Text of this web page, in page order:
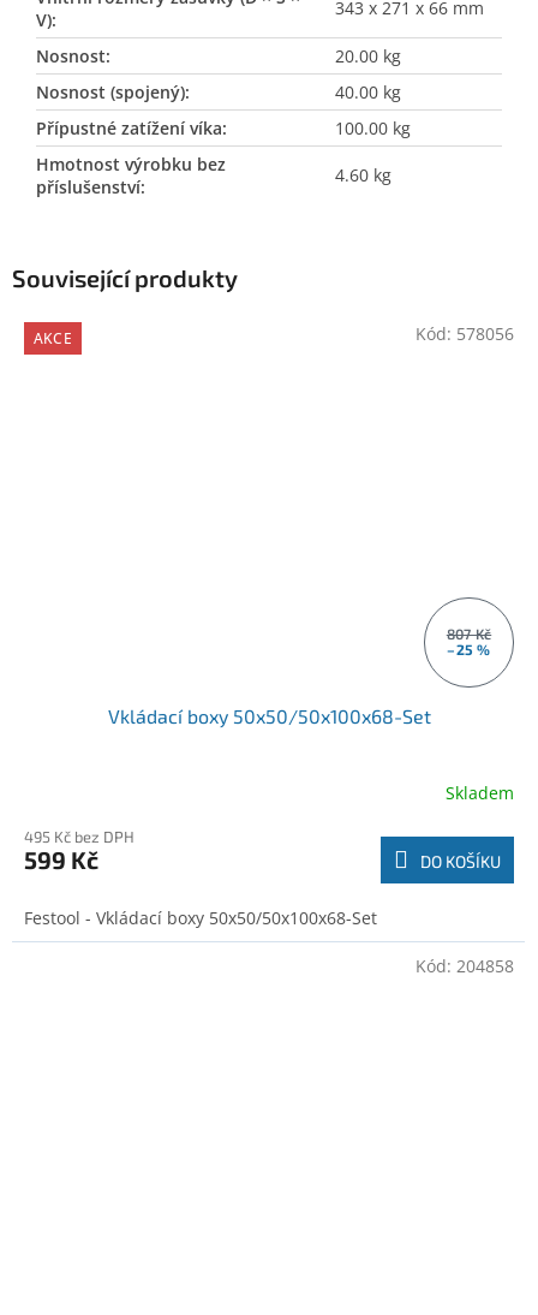
Související produkty
AKCE
807 Kč
–25 %
Vkládací boxy 50x50/50x100x68-Set
Skladem
495 Kč bez DPH
599 Kč DO KOŠÍKU
Festool - Vkládací boxy 50x50/50x100x68-Set
Kód: 578056
Kód: 204858
V):
343 x 271 x 66 mm
Nosnost:
20.00 kg
Nosnost (spojený):
40.00 kg
Přípustné zatížení víka:
100.00 kg
Hmotnost výrobku bez
příslušenství:
4.60 kg